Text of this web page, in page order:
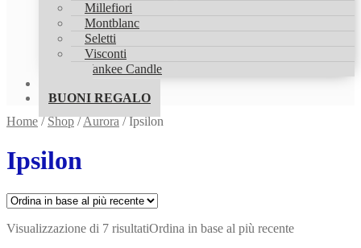
Millefiori
Montblanc
Seletti
Visconti
Yankee Candle
BUONI REGALO
Home/Shop/Aurora/Ipsilon
Ipsilon
Visualizzazione di 7 risultatiOrdina in base al più recente